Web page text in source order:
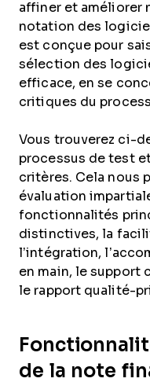
affiner et améliorer
notation des
est conçue pour
sélection des
efficace, en se
critiques du
Vous trouverez ci-
processus de test
critères. Cela nous
évaluation
fonctionnalités
distinctives, la
l’intégration,
en main, le support
le rapport qualité-
de la note